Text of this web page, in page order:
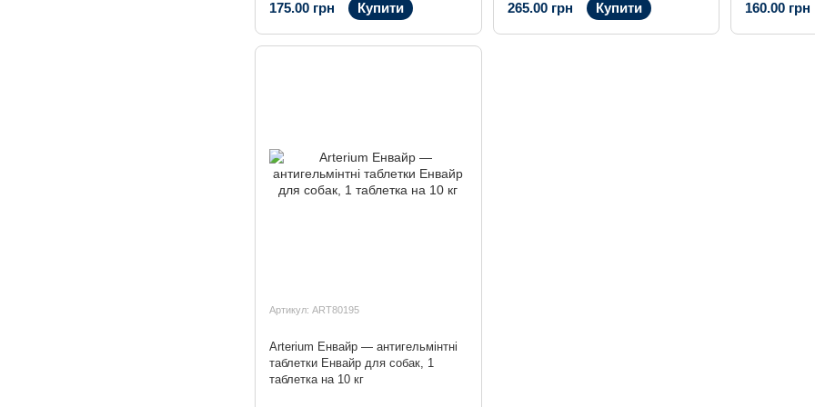
175.00 грн Купити 265.00 грн Купити 160.00 грн
Артикул: ART80195
Arterium Енвайр — антигельмінтні
таблетки Енвайр для собак, 1
таблетка на 10 кг